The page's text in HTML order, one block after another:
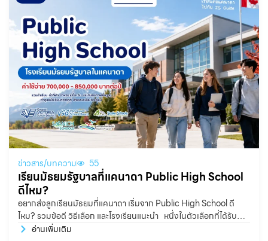
ข่าวสาร/บทความ 55
เรียนมัธยมรัฐบาลที่แคนาดา Public High School
ดีไหม?
อยากส่งลูกเรียนมัธยมที่แคนาดา เริ่มจาก Public High School ดี
ไหม? รวมข้อดี วิธีเลือก และโรงเรียนแนะนำ หนึ่งในตัวเลือกที่ได้รับ
ความนิยมอย่างมากสำหรับนักเรียนไทย คือ Public High School
อ่านเพิ่มเติม